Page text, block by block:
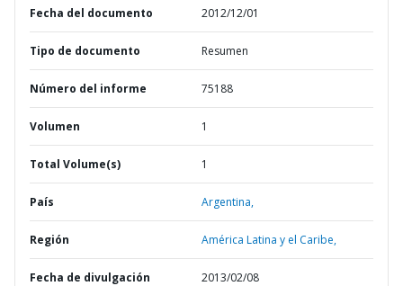
Fecha del documento 2012/12/01
Tipo de documento Resumen
Número del informe 75188
Volumen 1
Total Volume(s) 1
País Argentina,
Región América Latina y el Caribe,
Fecha de divulgación 2013/02/08